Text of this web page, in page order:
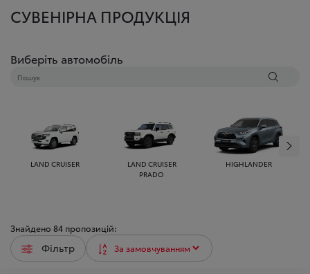
СУВЕНІРНА ПРОДУКЦІЯ
Виберіть автомобіль
LAND CRUISER
LAND CRUISER
PRADO
HIGHLANDER
Знайдено 84 пропозицій:
Фільтр